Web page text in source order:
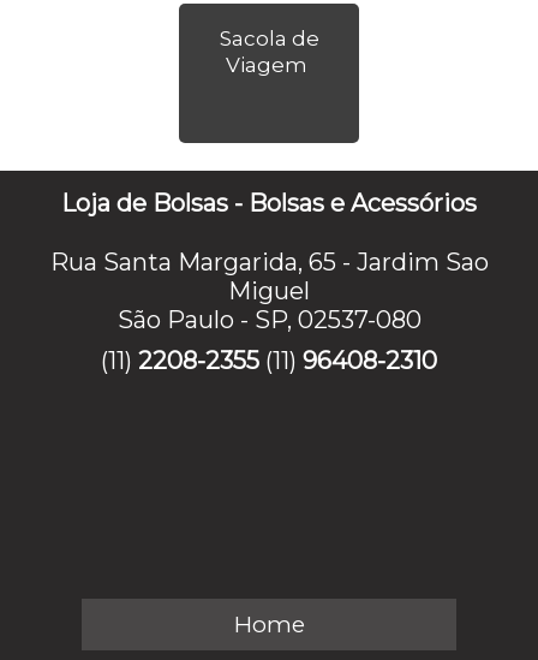
Sacola de
Viagem
Loja de Bolsas - Bolsas e Acessórios
Rua Santa Margarida, 65 - Jardim Sao
Miguel
São Paulo - SP, 02537-080
(11) 2208-2355 (11) 96408-2310
Home